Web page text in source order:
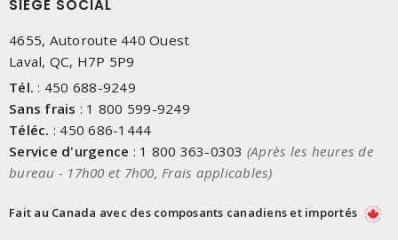
SIÈGE SOCIAL
4655, Autoroute 440 Ouest
Laval, QC, H7P 5P9
Tél. : 450 688-9249
Sans frais : 1 800 599-9249
Téléc. : 450 686-1444
Service d'urgence : 1 800 363-0303 (Après les heures de
bureau - 17h00 et 7h00, Frais applicables)
Fait au Canada avec des composants canadiens et importés